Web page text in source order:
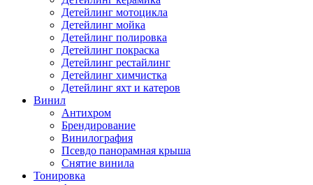
Детейлинг мотоцикла
Детейлинг мойка
Детейлинг полировка
Детейлинг покраска
Детейлинг рестайлинг
Детейлинг химчистка
Детейлинг яхт и катеров
Винил
Антихром
Брендирование
Винилография
Псевдо панорамная крыша
Снятие винила
Тонировка